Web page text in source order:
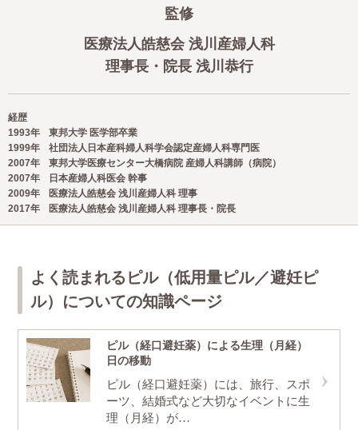
監修
医療法人皓慈会 浅川産婦人科
理事長・院長 浅川恭行
経歴
1993年
東邦大学 医学部卒業
1999年
社団法人日本産科婦人科学会認定産婦人科専門医
2007年
東邦大学医療センター大橋病院 産婦人科講師（病院）
2007年
日本産婦人科医会 幹事
2009年
医療法人皓慈会 浅川産婦人科 理事
2017年
医療法人皓慈会 浅川産婦人科 理事長・院長
よく読まれるピル（低用量ピル／避妊ピ
ル）についての知識ページ
ピル（経口避妊薬）による生理（月経）
日の移動
ピル（経口避妊薬）には、旅行、スポ
ーツ、結婚式など大切なイベントに生
理（月経）が…